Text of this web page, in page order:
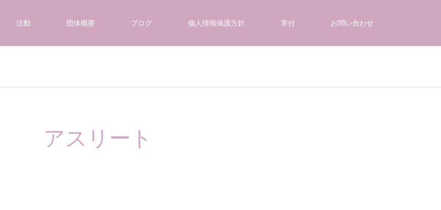
活動 団体概要 ブログ 個人情報保護方針 寄付 お問い合わせ
アスリート